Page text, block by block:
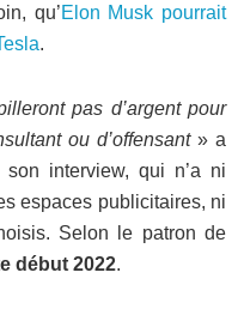
qu’Elon Musk pourrait
.
pas d’argent pour
ou d’offensant» a
interview, qui n’a ni
espaces publicitaires, ni
Selon le patron de
début 2022.